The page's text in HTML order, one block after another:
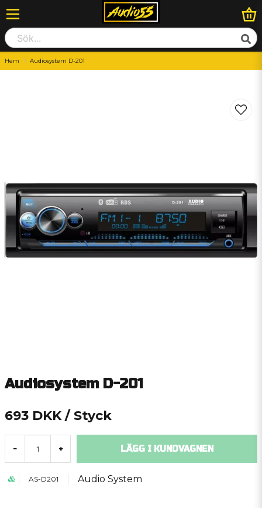
Hem Audiosystem D-201
Audiosystem D-201
693 DKK / Styck
- + LÄGG I KUNDVAGNEN
AS-D201 Audio System